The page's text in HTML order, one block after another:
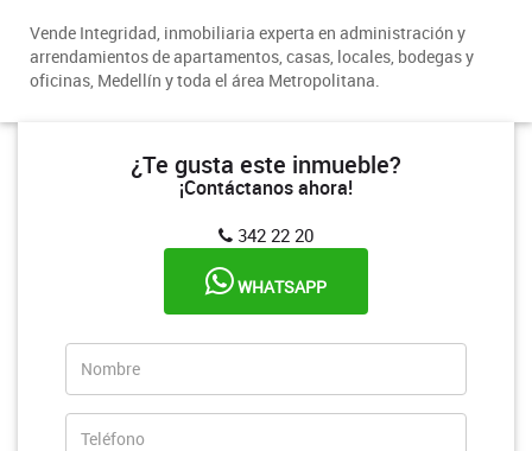
Vende Integridad, inmobiliaria experta en administración y
arrendamientos de apartamentos, casas, locales, bodegas y
oficinas, Medellín y toda el área Metropolitana.
¿Te gusta este inmueble?
¡Contáctanos ahora!
342 22 20
WHATSAPP